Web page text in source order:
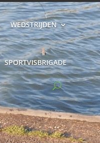
WEDSTRIJDEN
SPORTVISBRIGADE